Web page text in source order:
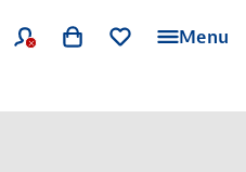
Menu